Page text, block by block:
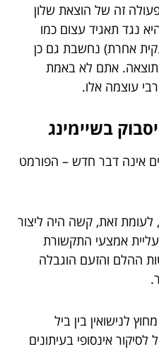
זה של הוצאת שלון
נגד תאגיד עצום כמו
אחרת) נחשבת גם כן
אתם לא באמת
עוצמה אלו.
בשיימינג
אינה דבר חדש – הפורמט
לעומת זאת, קשה היה ליצור
עליית אמצעי התקשורת
ההלם והזעם הוגבלה
מחוץ לנישואין בין ביל
לסיקור אינסופי בעיתונים